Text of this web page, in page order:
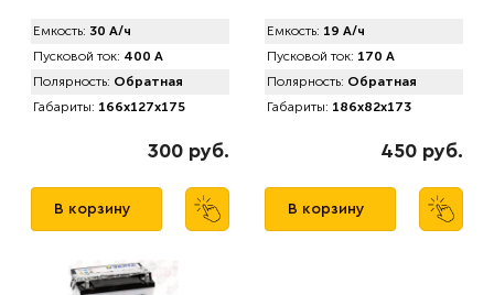
Емкость: 30 А/ч
Пусковой ток: 400 А
Полярность: Обратная
Габариты: 166x127x175
300 руб.
В корзину
Емкость: 19 А/ч
Пусковой ток: 170 А
Полярность: Обратная
Габариты: 186x82x173
450 руб.
В корзину